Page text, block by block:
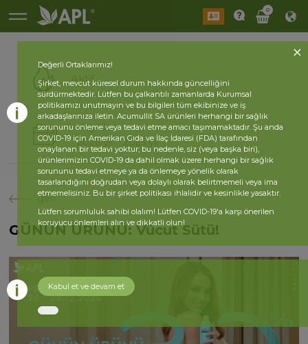
0
Aktif
Kayıtlar
2026 yıl 2025 yıl
geri
GÜNÜN ÜRÜNÜ: Vücut Sütü!
Değerli Ortaklarımız!
Şirket, mevcut küresel durum hakkında güncelliğini
sürdürmektedir. Lütfen bu çalkantılı zamanlarda Kurumsal
politikamızı unutmayın ve bu bilgileri tüm ekibinize ve iş
arkadaşlarınıza iletin. Acumullit SA ürünleri herhangi bir sağlık
sorununu önleme veya tedavi etme amacı taşımamaktadır. Şu anda
COVID-19 için Amerikan Gıda ve İlaç İdaresi (FDA) tarafından
onaylanan bir tedavi yoktur; bu nedenle, siz (veya başka biri),
ürünlerimizin COVID-19 da dahil olmak üzere herhangi bir sağlık
sorununu tedavi etmeye ya da önlemeye yönelik olarak
tasarlandığını doğrudan veya dolaylı olarak belirtmemeli veya ima
etmemelisiniz. Bu bir şirket politikası ihlalidir ve kesinlikle yasaktır.
Lütfen sorumluluk sahibi olalım! Lütfen COVID-19'a karşı önerilen
koruyucu önlemleri alın ve dikkatli olun!
Kabul et ve devam et